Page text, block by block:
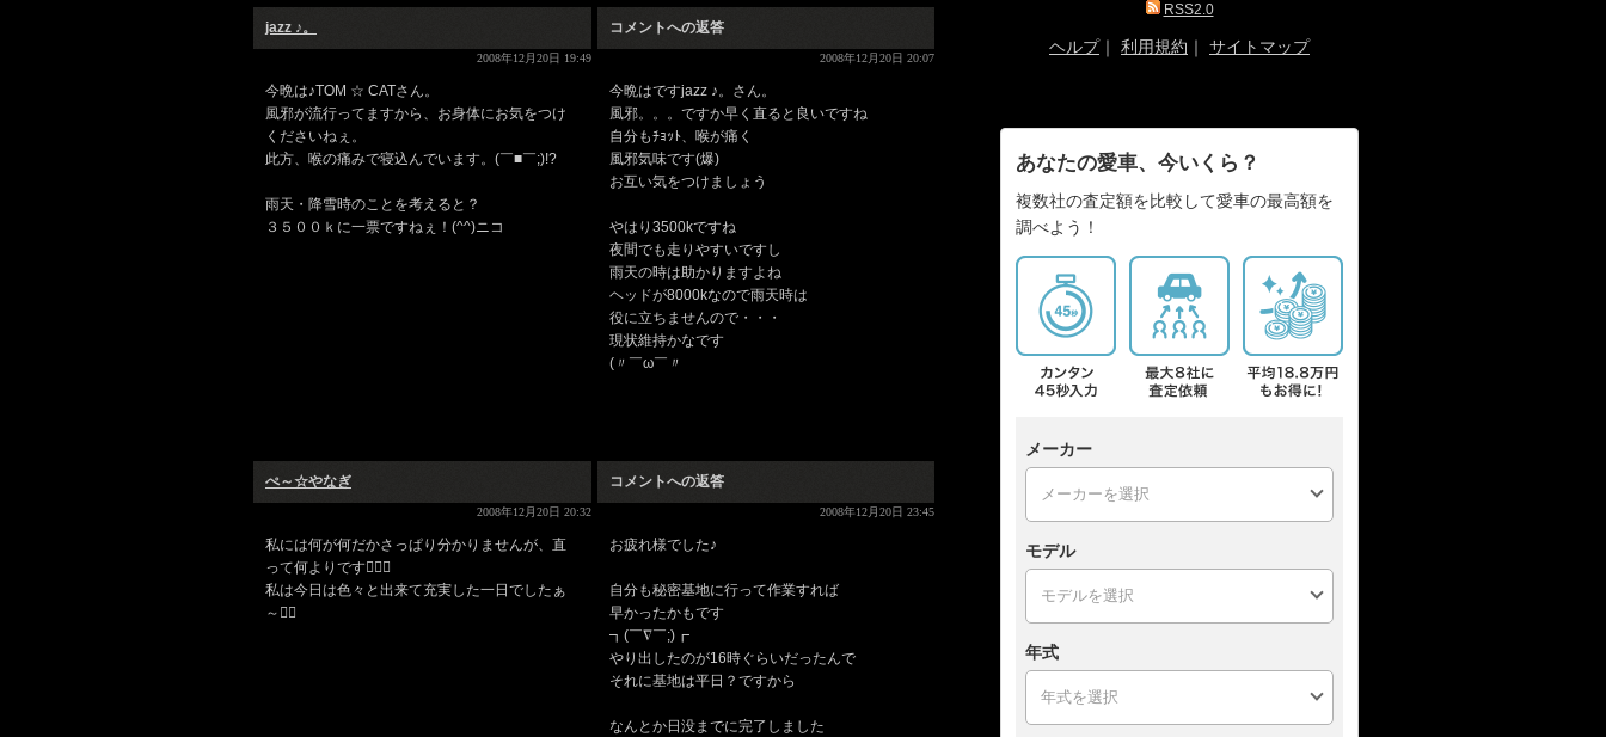
jazz ♪。
2008年12月20日 19:49
今晩は♪TOM ☆ CATさん。
風邪が流行ってますから、お身体にお気をつけ
くださいねぇ。
此方、喉の痛みで寝込んでいます。(￣■￣;)!?
雨天・降雪時のことを考えると？
３５００ｋに一票ですねぇ！(^^)ニコ
コメントへの返答
2008年12月20日 20:07
今晩はですjazz ♪。さん。
風邪。。。ですか早く直ると良いですね
自分もﾁｮｯﾄ、喉が痛く
風邪気味です(爆)
お互い気をつけましょう
やはり3500kですね
夜間でも走りやすいですし
雨天の時は助かりますよね
ヘッドが8000kなので雨天時は
役に立ちませんので・・・
現状維持かなです
(〃￣ω￣〃ゞ
ぺ～☆やなぎ
2008年12月20日 20:32
私には何が何だかさっぱり分かりませんが、直
って何よりです
私は今日は色々と出来て充実した一日でしたぁ
～
コメントへの返答
2008年12月20日 23:45
お疲れ様でした♪
自分も秘密基地に行って作業すれば
早かったかもです
┓(￣∇￣;)┏
やり出したのが16時ぐらいだったんで
それに基地は平日？ですから
なんとか日没までに完了しました
RSS2.0
ヘルプ｜ 利用規約 ｜ サイトマップ
あなたの愛車、今いくら？
複数社の査定額を比較して愛車の最高額を
調べよう！
メーカー
モデル
年式